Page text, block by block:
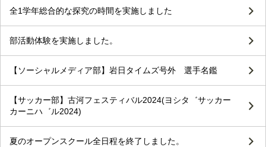
全1学年総合的な探究の時間を実施しました
部活動体験を実施しました。
【ソーシャルメディア部】岩日タイムズ号外 選手名鑑
【サッカー部】古河フェスティバル2024(ヨシタ゛サッカー
カーニハ゛ル2024)
夏のオープンスクール全日程を終了しました。